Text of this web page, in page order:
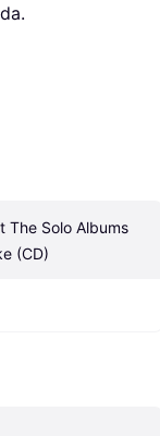
The Solo Albums
(CD)